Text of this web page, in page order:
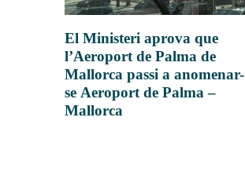
El Ministeri aprova que
l’Aeroport de Palma de
Mallorca passi a anomenar-
se Aeroport de Palma –
Mallorca